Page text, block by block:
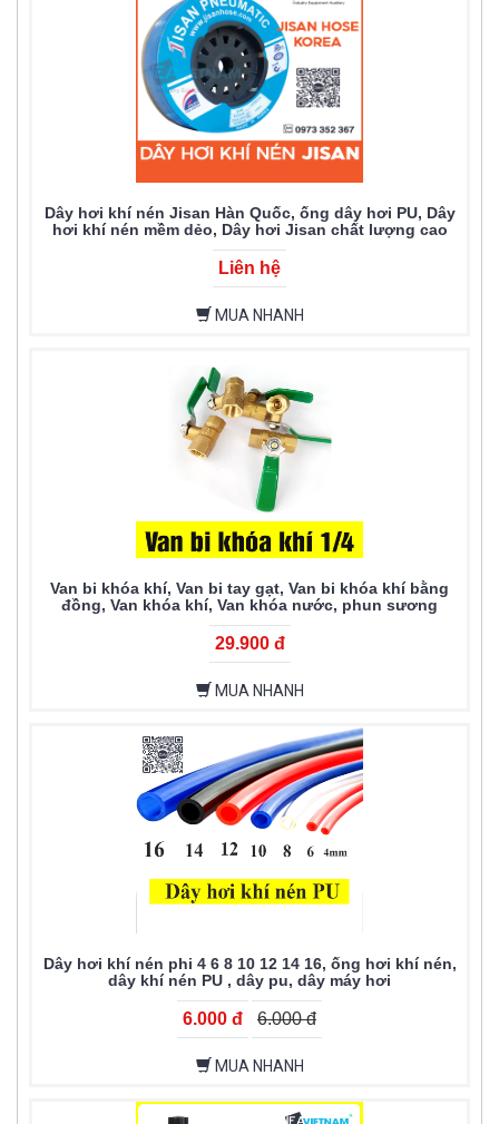
Dây hơi khí nén Jisan Hàn Quốc, ống dây hơi PU, Dây
hơi khí nén mềm dẻo, Dây hơi Jisan chất lượng cao
Liên hệ
MUA NHANH
Van bi khóa khí, Van bi tay gạt, Van bi khóa khí bằng
đồng, Van khóa khí, Van khóa nước, phun sương
29.900 đ
MUA NHANH
Dây hơi khí nén phi 4 6 8 10 12 14 16, ống hơi khí nén,
dây khí nén PU , dây pu, dây máy hơi
6.000 đ 6.000 đ
MUA NHANH